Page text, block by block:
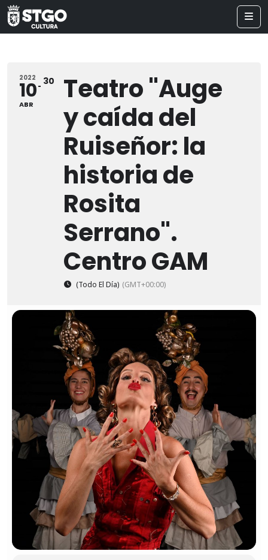
2022
10
ABR
30
Teatro "Auge
y caída del
Ruiseñor: la
historia de
Rosita
Serrano".
Centro GAM
(Todo El Día) (GMT+00:00)